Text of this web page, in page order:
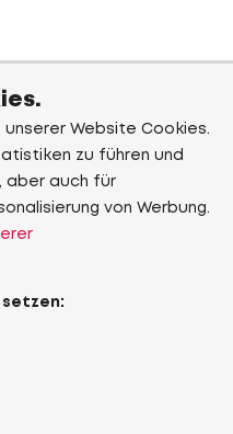
Website Cookies.
zu führen und
aber auch für
von Werbung.
setzen: